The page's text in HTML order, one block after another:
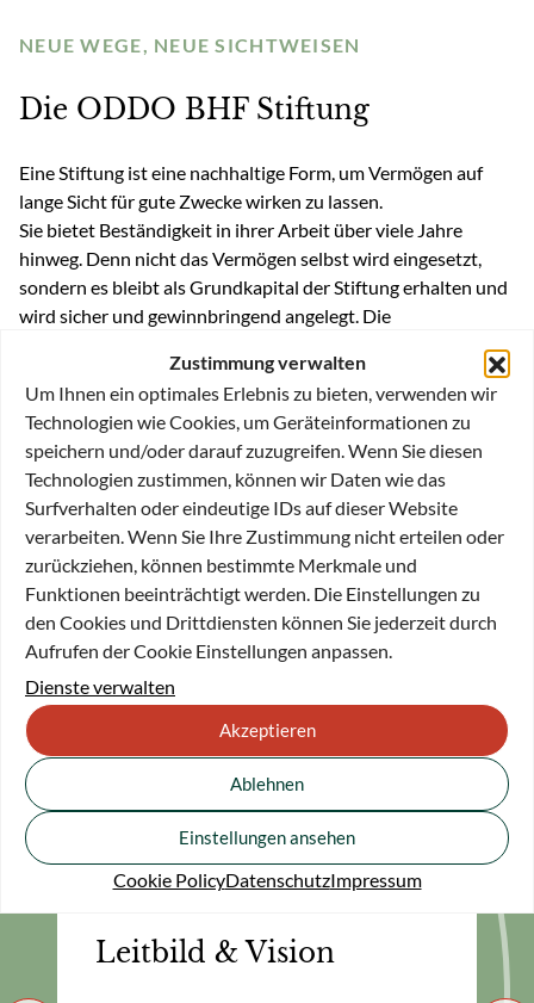
Zustimmung verwalten
Um Ihnen ein optimales Erlebnis zu bieten, verwenden wir
Technologien wie Cookies, um Geräteinformationen zu
speichern und/oder darauf zuzugreifen. Wenn Sie diesen
Technologien zustimmen, können wir Daten wie das
Surfverhalten oder eindeutige IDs auf dieser Website
verarbeiten. Wenn Sie Ihre Zustimmung nicht erteilen oder
zurückziehen, können bestimmte Merkmale und
Funktionen beeinträchtigt werden. Die Einstellungen zu
den Cookies und Drittdiensten können Sie jederzeit durch
Aufrufen der Cookie Einstellungen anpassen.
Dienste verwalten
Akzeptieren
Ablehnen
Einstellungen ansehen
Cookie PolicyDatenschutzImpressum
NEUE WEGE, NEUE SICHTWEISEN
Die ODDO BHF Stiftung
Eine Stiftung ist eine nachhaltige Form, um Vermögen auf
lange Sicht für gute Zwecke wirken zu lassen.
Sie bietet Beständigkeit in ihrer Arbeit über viele Jahre
hinweg. Denn nicht das Vermögen selbst wird eingesetzt,
sondern es bleibt als Grundkapital der Stiftung erhalten und
wird sicher und gewinnbringend angelegt. Die
erwirtschafteten Erträge kommen gemeinnützigen Projekten
zugute. Eine Stiftung hilft langfristig – so kann aus
Geldvermögen Sinnvermögen werden.
Ziel der ODDO BHF Stiftung ist es, gesellschaftliche
Visionen zu entwickeln und zu fördern. Gemeinsam mit
kompetenten Partnern will die Stiftung mit frischen Ideen an
alten und neuen Problemen und Themen arbeiten.
Seit 25 Jahren aktiv für die Menschen
Unter dem Motto „Neue Wege, neue Sichtweisen“ wurden in
25 Jahren über 20 Millionen Euro in Soziales, Wissenschaft &
Forschung sowie Kunst & Kultur investiert.
DIE STIFTUNG
Leitbild & Vision